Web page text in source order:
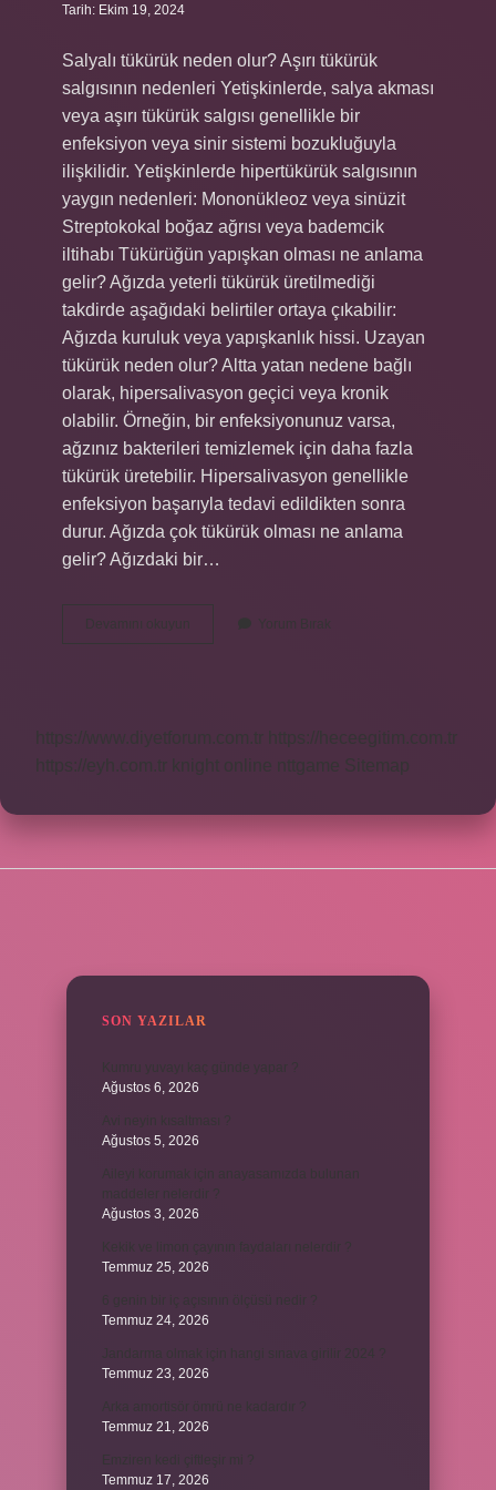
Tarih: Ekim 19, 2024
Salyalı tükürük neden olur? Aşırı tükürük
salgısının nedenleri Yetişkinlerde, salya akması
veya aşırı tükürük salgısı genellikle bir
enfeksiyon veya sinir sistemi bozukluğuyla
ilişkilidir. Yetişkinlerde hipertükürük salgısının
yaygın nedenleri: Mononükleoz veya sinüzit
Streptokokal boğaz ağrısı veya bademcik
iltihabı Tükürüğün yapışkan olması ne anlama
gelir? Ağızda yeterli tükürük üretilmediği
takdirde aşağıdaki belirtiler ortaya çıkabilir:
Ağızda kuruluk veya yapışkanlık hissi. Uzayan
tükürük neden olur? Altta yatan nedene bağlı
olarak, hipersalivasyon geçici veya kronik
olabilir. Örneğin, bir enfeksiyonunuz varsa,
ağzınız bakterileri temizlemek için daha fazla
tükürük üretebilir. Hipersalivasyon genellikle
enfeksiyon başarıyla tedavi edildikten sonra
durur. Ağızda çok tükürük olması ne anlama
gelir? Ağızdaki bir…
Devamını okuyun
Sümüksü
Tükürük
Yorum Bırak
https://www.diyetforum.com.tr
https://heceegitim.com.tr
https://eyh.com.tr
knight online nttgame Sitemap
SON YAZILAR
Ağustos 6, 2026
Ağustos 5, 2026
Ağustos 3, 2026
Temmuz 25, 2026
Temmuz 24, 2026
Temmuz 23, 2026
Temmuz 21, 2026
Temmuz 17, 2026